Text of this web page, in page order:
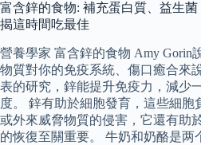
富含鋅的食物: 補充蛋白質、益生
揭這時間吃最佳
營養學家 富含鋅的食物 Amy Gorin
物質對你的免疫系統、傷口癒合來
表的研究，鋅能提升免疫力，減少
度。 鋅有助於細胞發育，這些細
或外來威脅物質的侵害，它還有助
的恢復至關重要。 牛奶和奶酪是两